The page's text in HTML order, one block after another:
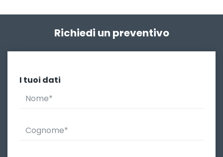
Richiedi un preventivo
I tuoi dati